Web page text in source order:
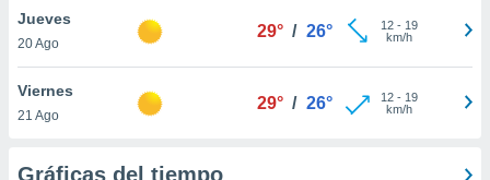
IP
posible
traten tus
en
Para
Jueves
20 Ago
29° / 26° 12- 19
km/h
Viernes
21 Ago
29° / 26° 12- 19
km/h
Gráficas del tiempo